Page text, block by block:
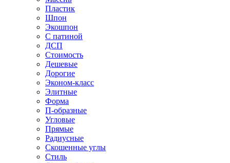
Пластик
Шпон
Экошпон
С патиной
ДСП
Стоимость
Дешевые
Дорогие
Эконом-класс
Элитные
Форма
П-образные
Угловые
Прямые
Радиусные
Скошенные углы
Стиль